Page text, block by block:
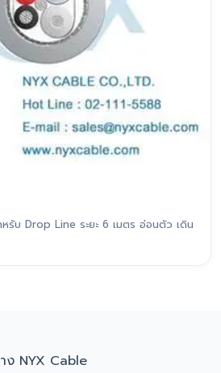
รับ Drop Line ระยะ 6 เมตร อ่อนตัว เดิน
ง NYX Cable